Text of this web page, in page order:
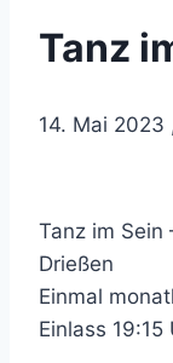
Tanz
14. Mai 2023
Tanz im Sein
Drießen
Einmal
Einlass 19:15